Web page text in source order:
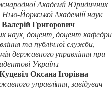
Академії Юридичних
Нью-Йоркської Академіїї наук
Валерій Григорович
наук, доцент, доцент кафедри
та публічної служби,
державного управління при
України
Оксана Ігорівна
управління, завідувач